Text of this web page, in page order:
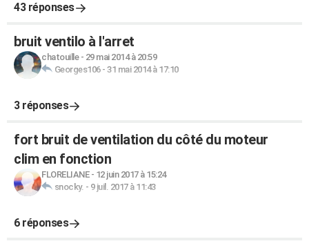
43 réponses
bruit ventilo à l'arret
chatouille- 29 mai 2014 à 20:59
Georges106- 31 mai 2014 à 17:10
3 réponses
fort bruit de ventilation du côté du moteur
clim en fonction
FLORELIANE- 12 juin 2017 à 15:24
snocky. - 9 juil. 2017 à 11:43
6 réponses